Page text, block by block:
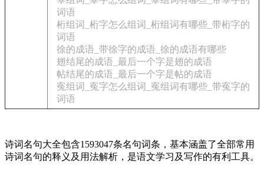
词语
桁组词_桁字怎么组词_桁组词有哪些_带桁字的
词语
徐的成语_带徐字的成语_徐的成语有哪些
翅结尾的成语_最后一个字是翅的成语
帖结尾的成语_最后一个字是帖的成语
寃组词_寃字怎么组词_寃组词有哪些_带寃字的
词语
诗词名句大全包含1593047条名句词条，基本涵盖了全部常用
诗词名句的释义及用法解析，是语文学习及写作的有利工具。